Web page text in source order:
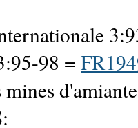
98 =
mines